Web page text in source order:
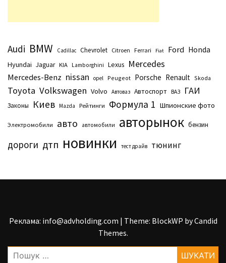
Audi BMW Cadillac Chevrolet Citroen Ferrari Fiat Ford Honda
Hyundai Jaguar KIA Lamborghini Lexus Mercedes
Mercedes-Benz nissan opel Peugeot Porsche Renault Skoda
Toyota Volkswagen Volvo Автоваз Автоспорт ВАЗ ГАИ
Законы Киев Маzda Рейтинги Формула 1 Шпионские фото
Электромобили авто автомобили авторынок бензин
дороги дтп новинки тест драйв тюнинг
Реклама: info@advholding.com | Theme: BlockWP byCandid
Themes.
Пошук: